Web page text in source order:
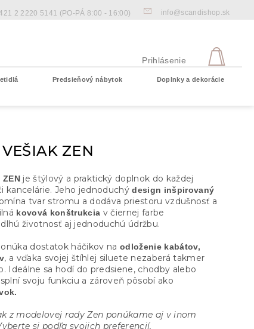
2 2220 5141 (PO-PÁ 8:00 - 16:00) info@scandishop.sk
Prihlásenie
Predsieňový nábytok Doplnky a dekorácie
ZEN
je štýlový a praktický doplnok do každej
kancelárie. Jeho jednoduchýdesign inšpirovaný
tvar stromu a dodáva priestoru vzdušnosť a
kovová konštrukcia v čiernej farbe
životnosť aj jednoduchú údržbu.
dostatok háčikov naodloženie kabátov,
, a vďaka svojej štíhlej siluete nezaberá takmer
Ideálne sa hodí do predsiene, chodby alebo
svoju funkciu a zároveň pôsobí ako
z modelovej rady Zen ponúkame aj v inom
si podľa svojich preferencií.